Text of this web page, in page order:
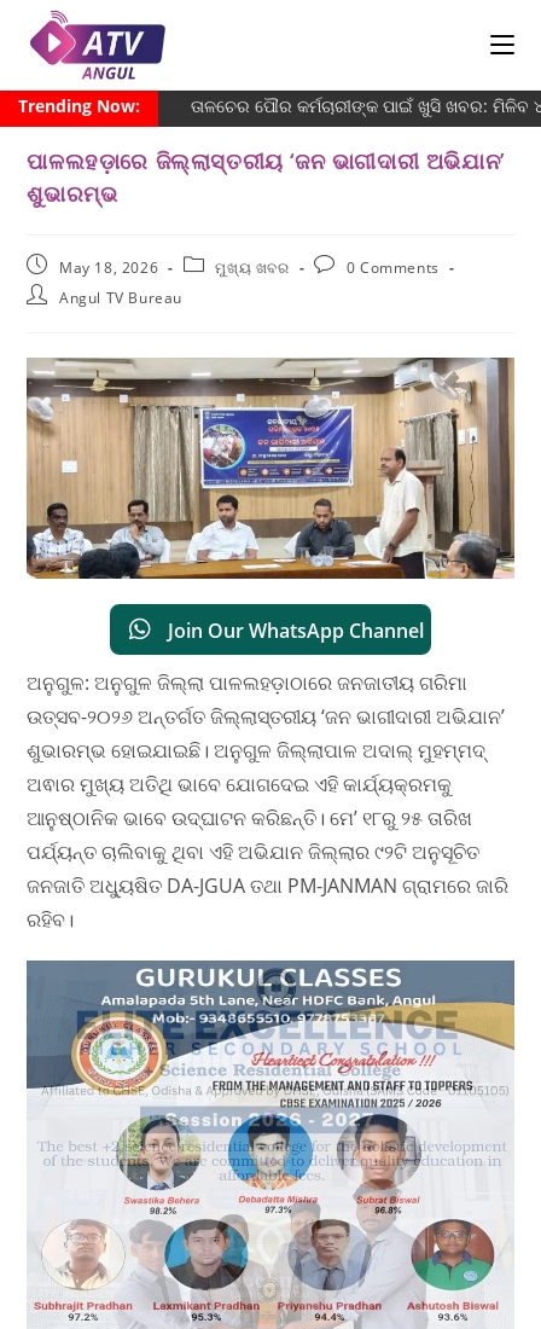
Trending Now: ତାଳଚେର ପୌର କର୍ମଚାରୀଙ୍କ ପାଇଁ ଖୁସି ଖବର: ମିଳିବ
ପାଳଲହଡ଼ାରେ ଜିଲ୍ଲାସ୍ତରୀୟ ‘ଜନ ଭାଗୀଦାରୀ ଅଭିଯାନ’
ଶୁଭାରମ୍ଭ
May 18, 2026 ମୁଖ୍ୟ ଖବର
0 Comments
Angul TV Bureau
Join Our WhatsApp Channel
ଅନୁଗୁଳ: ଅନୁଗୁଳ ଜିଲ୍ଲା ପାଳଲହଡ଼ାଠାରେ ଜନଜାତୀୟ ଗରିମା
ଉତ୍ସବ-୨୦୨୬ ଅନ୍ତର୍ଗତ ଜିଲ୍ଲାସ୍ତରୀୟ ‘ଜନ ଭାଗୀଦାରୀ ଅଭିଯାନ’
ଶୁଭାରମ୍ଭ ହୋଇଯାଇଛି। ଅନୁଗୁଳ ଜିଲ୍ଲାପାଳ ଅଦାଲ୍ ମୁହମ୍ମଦ୍
ଅଵାର ମୁଖ୍ୟ ଅତିଥି ଭାବେ ଯୋଗଦେଇ ଏହି କାର୍ଯ୍ୟକ୍ରମକୁ
ଆନୁଷ୍ଠାନିକ ଭାବେ ଉଦ୍ଘାଟନ କରିଛନ୍ତି। ମେ’ ୧୮ରୁ ୨୫ ତାରିଖ
ପର୍ଯ୍ୟନ୍ତ ଚାଲିବାକୁ ଥିବା ଏହି ଅଭିଯାନ ଜିଲ୍ଲାର ୯୨ଟି ଅନୁସୂଚିତ
ଜନଜାତି ଅଧ୍ୟୁଷିତ DA-JGUA ତଥା PM-JANMAN ଗ୍ରାମରେ ଜାରି
ରହିବ।